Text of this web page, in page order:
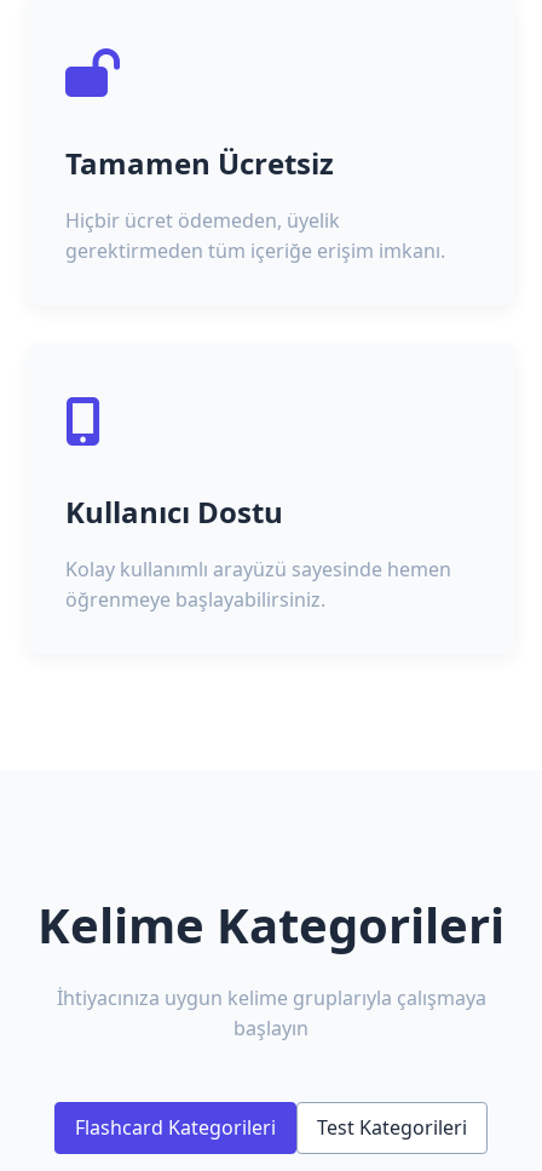
Tamamen Ücretsiz
Hiçbir ücret ödemeden, üyelik
gerektirmeden tüm içeriğe erişim imkanı.
Kullanıcı Dostu
Kolay kullanımlı arayüzü sayesinde hemen
öğrenmeye başlayabilirsiniz.
Kelime Kategorileri
İhtiyacınıza uygun kelime gruplarıyla çalışmaya
başlayın
Flashcard Kategorileri Test Kategorileri